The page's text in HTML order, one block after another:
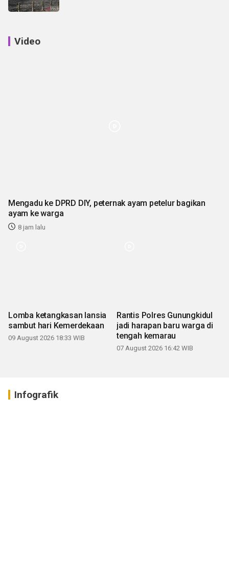
Video
Mengadu ke DPRD DIY, peternak ayam petelur bagikan
ayam ke warga
8 jam lalu
Lomba ketangkasan lansia
sambut hari Kemerdekaan
09 August 2026 18:33 WIB
Rantis Polres Gunungkidul
jadi harapan baru warga di
tengah kemarau
07 August 2026 16:42 WIB
Infografik